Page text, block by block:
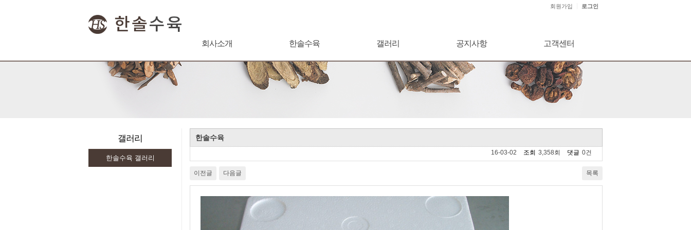
회원가입 로그인
뉴
회사소개 한솔수육 갤러리 공지사항 고객센터
갤러리
한솔수육 갤러리
한솔수육
16-03-02 조회 3,358회 댓글 0건
이전글 다음글 목록